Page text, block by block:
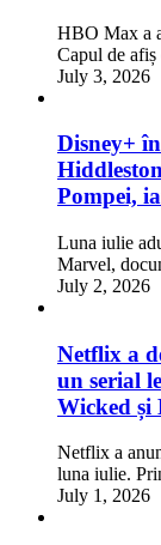
HBO Max a
Capul de
July 3, 2026
Disney+
Pompei,
Luna iulie
Marvel,
July 2, 2026
Netflix a
un serial
Wicked și
Netflix a
luna iulie.
July 1, 2026